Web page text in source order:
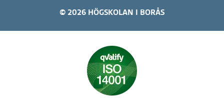
© 2026 HÖGSKOLAN I BORÅS